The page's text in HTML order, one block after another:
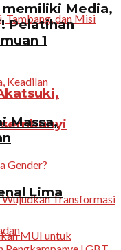
memiliki Media,
Pelatihan
1
Massa,
Lima